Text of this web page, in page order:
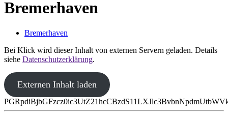
Bremerhaven
Bremerhaven
Bei Klick wird dieser Inhalt von externen Servern geladen. Details
siehe Datenschutzerklärung.
Externen Inhalt laden